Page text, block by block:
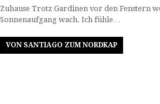
Zuhause Trotz Gardinen vor den Fenstern
Sonnenaufgang wach. Ich fühle…
VON SANTIAGO ZUM NORDKAP